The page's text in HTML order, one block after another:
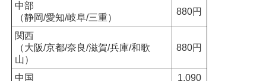
中部
（静岡/愛知/岐阜/三重）
880円
関西
（大阪/京都/奈良/滋賀/兵庫/和歌
山）
880円
中国
1,090